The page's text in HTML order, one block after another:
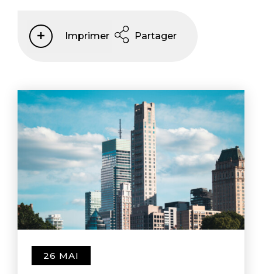
Imprimer Partager
26 MAI